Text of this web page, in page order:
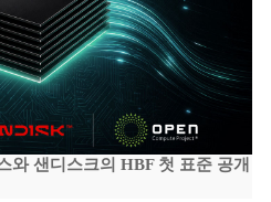
와 샌디스크의 HBF 첫 표준 공개